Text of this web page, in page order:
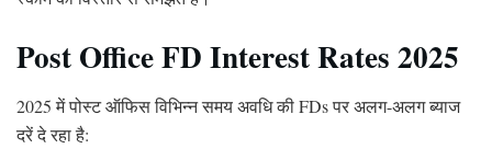
Post Office FD Interest Rates 2025
2025 में पोस्ट ऑफिस विभिन्न समय अवधि की FDs पर अलग-अलग ब्याज
दरें दे रहा है: